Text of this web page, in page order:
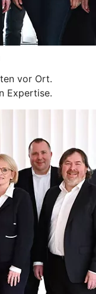
vor Ort.
Expertise.